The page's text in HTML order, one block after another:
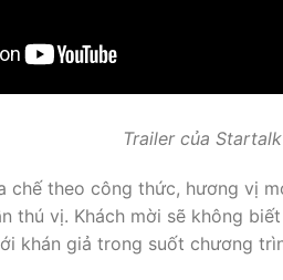
Trailer củaStartalk
chế theo công thức, hương vị
thú vị. Khách mời sẽ không
khán giả trong suốt chương